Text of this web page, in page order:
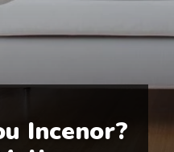
Incenor?